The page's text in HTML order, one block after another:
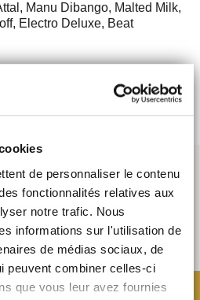
de personnaliser le contenu
fonctionnalités relatives aux
notre trafic. Nous
informations sur l'utilisation de
de médias sociaux, de
peuvent combiner celles-ci
que vous leur avez fournies
Manu Dibango, Malted Milk,
Electro Deluxe, Beat